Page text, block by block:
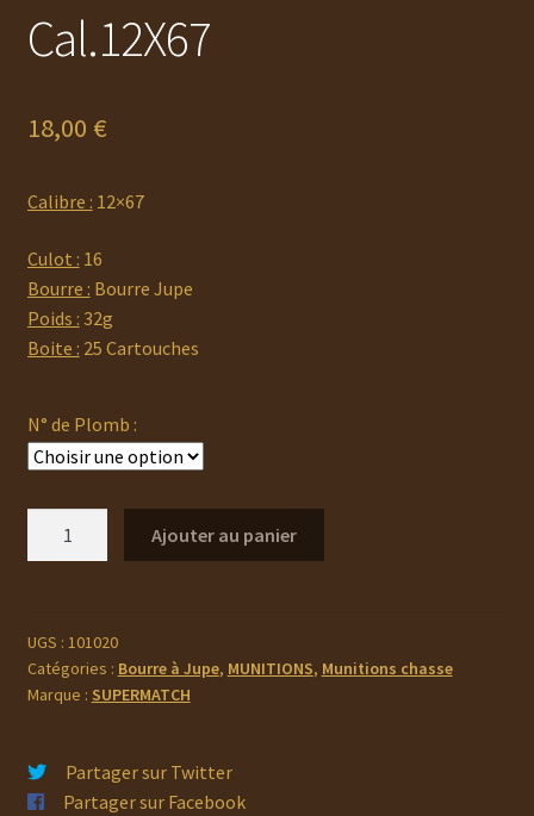
Cal.12X67
18,00 €
Calibre : 12×67
Culot : 16
Bourre : Bourre Jupe
Poids : 32g
Boite : 25 Cartouches
N° de Plomb :
Cartouche
ORANGE
BJ
Ajouter au panier
UGS : 101020
Catégories : Bourre à Jupe, MUNITIONS, Munitions chasse
Marque : SUPERMATCH
Partager sur Twitter
Partager sur Facebook